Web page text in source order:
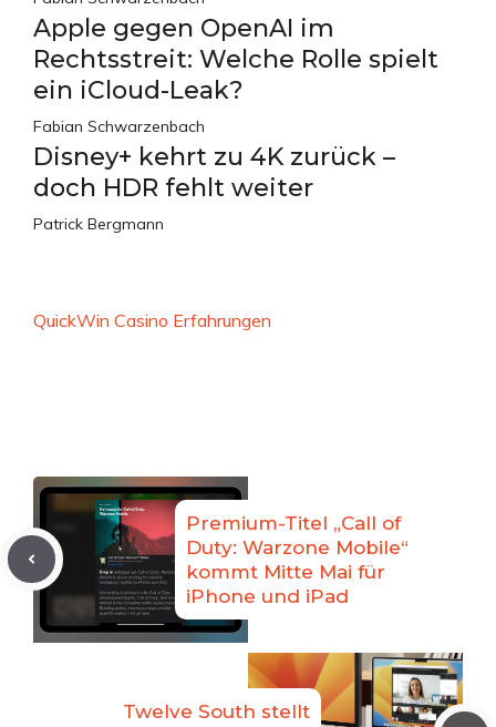
Apple gegen OpenAI im
Rechtsstreit: Welche Rolle spielt
ein iCloud-Leak?
Fabian Schwarzenbach
Disney+ kehrt zu 4K zurück –
doch HDR fehlt weiter
Patrick Bergmann
QuickWin Casino Erfahrungen
Premium-Titel „Call of
Duty: Warzone Mobile“
kommt Mitte Mai für
iPhone und iPad
Twelve South stellt